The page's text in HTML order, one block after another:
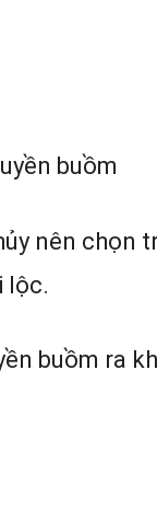
buồm
nên chọn
lộc.
buồm ra